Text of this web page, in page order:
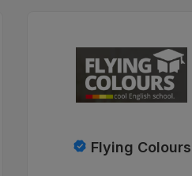
Flying Colours